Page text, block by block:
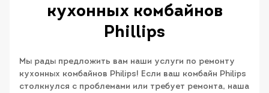
кухонных комбайнов
Phillips
Мы рады предложить вам наши услуги по ремонту
кухонных комбайнов Philips! Если ваш комбайн Philips
столкнулся с проблемами или требует ремонта, наша